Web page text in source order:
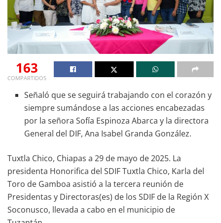
163
COMPARTIDOS
Señaló que se seguirá trabajando con el corazón y
siempre sumándose a las acciones encabezadas
por la señora Sofía Espinoza Abarca y la directora
General del DIF, Ana Isabel Granda González.
Tuxtla Chico, Chiapas a 29 de mayo de 2025. La
presidenta Honorifica del SDIF Tuxtla Chico, Karla del
Toro de Gamboa asistió a la tercera reunión de
Presidentas y Directoras(es) de los SDIF de la Región X
Soconusco, llevada a cabo en el municipio de